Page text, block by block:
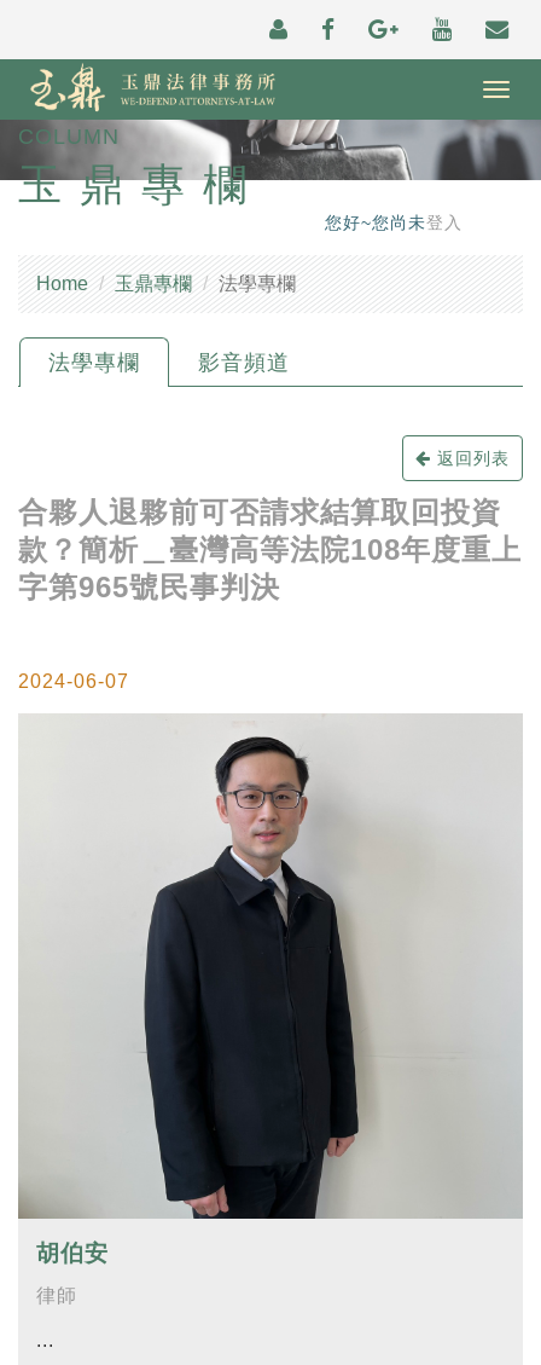
COLUMN
玉鼎專欄
您好~您尚未登入
Home 玉鼎專欄 法學專欄
法學專欄 影音頻道
返回列表
合夥人退夥前可否請求結算取回投資
款？簡析＿臺灣高等法院108年度重上
字第965號民事判決
2024-06-07
胡伯安
律師
...